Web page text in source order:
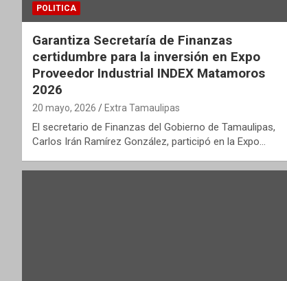
POLITICA
Garantiza Secretaría de Finanzas
certidumbre para la inversión en Expo
Proveedor Industrial INDEX Matamoros
2026
20 mayo, 2026 Extra Tamaulipas
El secretario de Finanzas del Gobierno de Tamaulipas,
Carlos Irán Ramírez González, participó en la Expo…